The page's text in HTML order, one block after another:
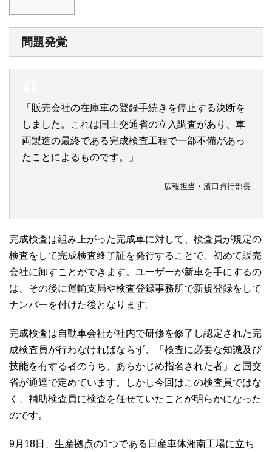
問題発覚
「販売会社の在庫車の登録手続きを停止する決断を
しました。これは国土交通省の立入調査があり、車
両製造の最終である完成検査工程で一部不備があっ
たことによるものです。」
広報担当・濱口貞行部長
完成検査は組み上がった完成車に対して、検査員が規定の
検査をして完成検査終了証を発行することで、初めて販売
会社に卸すことができます。ユーザーが新車を手にするの
は、その後に運輸支局や検査登録事務所で新規登録をして
ナンバーを付けた後となります。
完成検査は自動車会社が社内で研修を修了し認定された完
成検査員が行わなければならず、「検査に必要な知識及び
技能を有する者のうち、あらかじめ指名された者」と国交
省が通達で定めています。しかし今回はこの検査員ではな
く、補助検査員に検査を任せていたことが明らかになった
のです。
9月18日、生産拠点の1つである日産車体湘南工場に立ち